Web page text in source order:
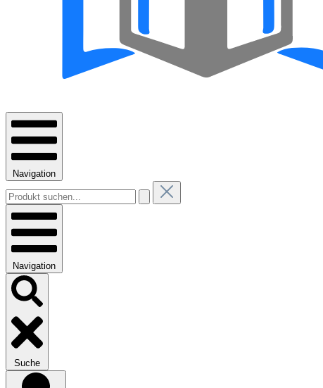
Navigation
Navigation
Suche